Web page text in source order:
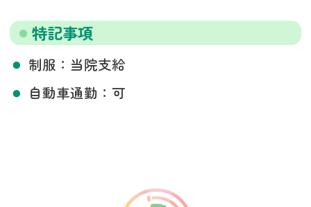
特記事項
制服：当院支給
自動車通勤：可